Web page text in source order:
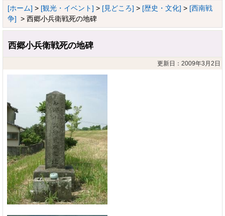
[ホーム] > [観光・イベント] > [見どころ] > [歴史・文化] > [西南戦
争] > 西郷小兵衛戦死の地碑
西郷小兵衛戦死の地碑
更新日：2009年3月2日